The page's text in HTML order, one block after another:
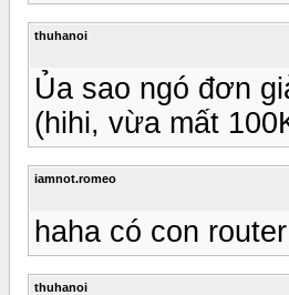
thuhanoi
Ủa sao ngó đơn
(hihi, vừa mất
iamnot.romeo
haha có con
thuhanoi